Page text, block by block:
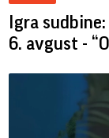
Igra
6. avgust -